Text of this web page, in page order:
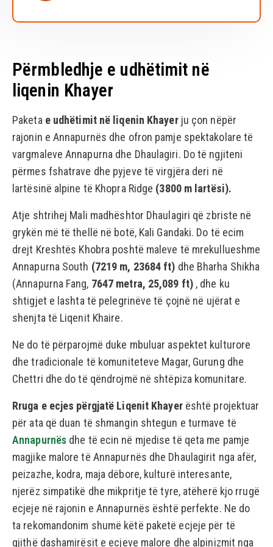
Përmbledhje e udhëtimit në
liqenin Khayer
Paketa e udhëtimit në liqenin Khayerju çon nëpër
rajonin e Annapurnës dhe ofron pamje spektakolare të
vargmaleve Annapurna dhe Dhaulagiri. Do të ngjiteni
përmes fshatrave dhe pyjeve të virgjëra deri në
lartësinë alpine të Khopra Ridge (3800 m lartësi).
Atje shtrihej Mali madhështor Dhaulagiri që zbriste në
grykën më të thellë në botë, Kali Gandaki. Do të ecim
drejt Kreshtës Khobra poshtë maleve të mrekullueshme
Annapurna South (7219 m, 23684 ft) dhe Bharha Shikha
(Annapurna Fang, 7647 metra, 25,089 ft), dhe ku
shtigjet e lashta të pelegrinëve të çojnë në ujërat e
shenjta të Liqenit Khaire.
Ne do të përparojmë duke mbuluar aspektet kulturore
dhe tradicionale të komuniteteve Magar, Gurung dhe
Chettri dhe do të qëndrojmë në shtëpiza komunitare.
Rruga e ecjes përgjatë Liqenit Khayerështë projektuar
për ata që duan të shmangin shtegun e turmave të
Annapurnës dhe të ecin në mjedise të qeta me pamje
magjike malore të Annapurnës dhe Dhaulagirit nga afër,
peizazhe, kodra, maja dëbore, kulturë interesante,
njerëz simpatikë dhe mikpritje të tyre, atëherë kjo rrugë
ecjeje në rajonin e Annapurnës është perfekte. Ne do
ta rekomandonim shumë këtë paketë ecjeje për të
gjithë dashamirësit e ecjeve malore dhe alpinizmit nga